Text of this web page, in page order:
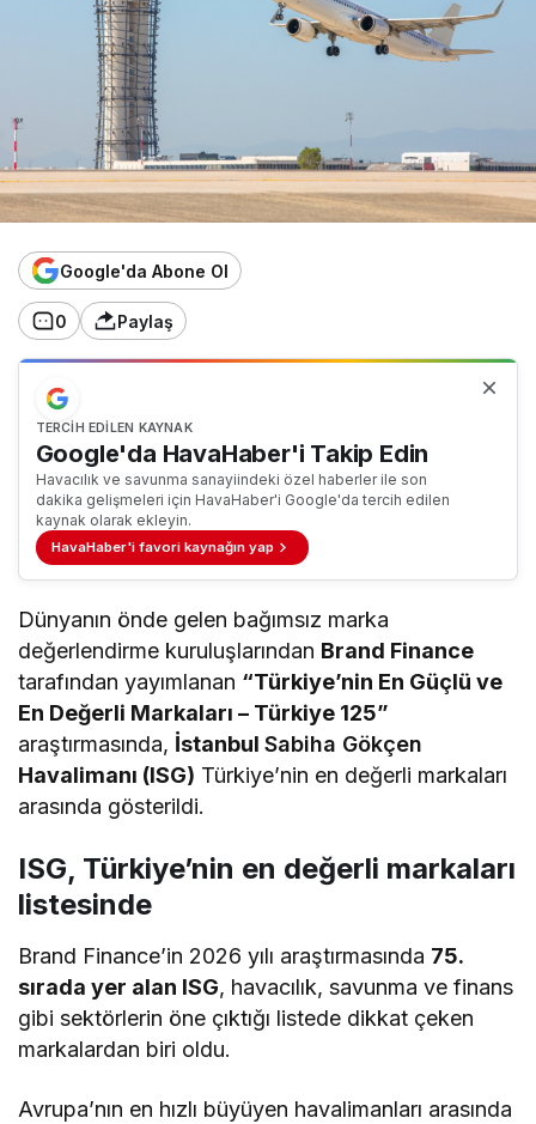
Google'da Abone Ol
0 Paylaş
TERCIH EDILEN KAYNAK
Google'da HavaHaber'i Takip Edin
Havacılık ve savunma sanayiindeki özel haberler ile son
dakika gelişmeleri için HavaHaber'i Google'da tercih edilen
kaynak olarak ekleyin.
HavaHaber'i favori kaynağın yap
Dünyanın önde gelen bağımsız marka
değerlendirme kuruluşlarından Brand Finance
tarafından yayımlanan “Türkiye’nin En Güçlü ve
En Değerli Markaları – Türkiye 125”
araştırmasında, İstanbulSabiha Gökçen
Havalimanı (ISG) Türkiye’nin en değerli markaları
arasında gösterildi.
ISG, Türkiye’nin en değerli markaları
listesinde
Brand Finance’in 2026 yılı araştırmasında 75.
sırada yer alan ISG, havacılık, savunma ve finans
gibi sektörlerin öne çıktığı listede dikkat çeken
markalardan biri oldu.
Avrupa’nın en hızlı büyüyen havalimanları arasında